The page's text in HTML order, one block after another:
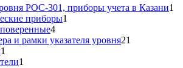
РОС-301, приборы учета в Казани1
приборы1
44
товара
и рамки указателя уровня21
1
товар
1